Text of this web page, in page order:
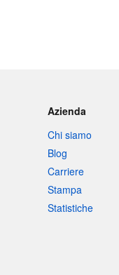
Azienda
Chi siamo
Blog
Carriere
Stampa
Statistiche